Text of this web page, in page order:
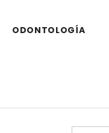
ODONTOLOGÍA